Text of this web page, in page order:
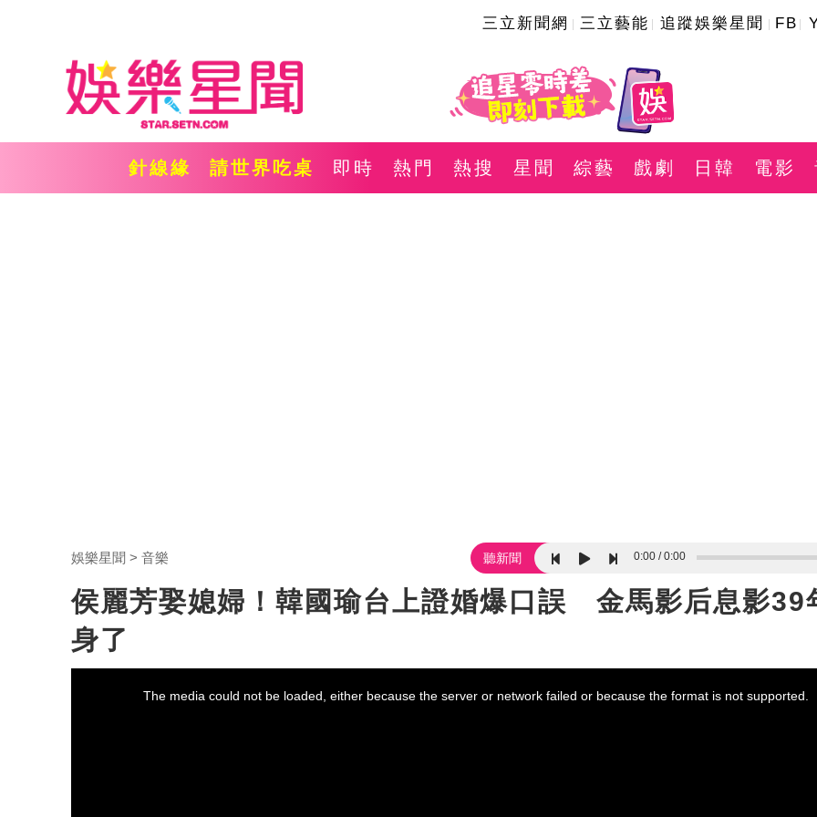
三立新聞網 三立藝能 追蹤娛樂星聞 FB
針線緣 請世界吃桌 即時 熱門 熱搜 星聞 綜藝 戲劇 日韓 電影
娛樂星聞 音樂 聽新聞 0:00 0:00
侯麗芳娶媳婦！韓國瑜台上證婚爆口誤 金馬影后息影39
身了
The media could not be loaded, either because the server or network failed or because the format is not supported.